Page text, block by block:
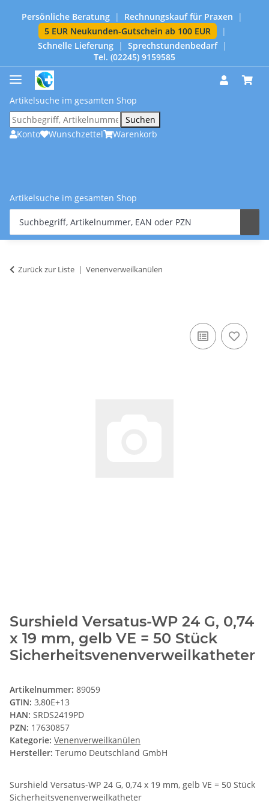
Persönliche Beratung | Rechnungskauf für Praxen
|
5 EUR Neukunden-Gutschein ab 100 EUR
|
Schnelle Lieferung
| Sprechstundenbedarf
|
Tel. (02245) 9159585
Artikelsuche im gesamten Shop
Suchen
Konto
Wunschzettel Warenkorb
Artikelsuche im gesamten Shop
Zurück zur Liste Venenverweilkanülen
Surshield Versatus-WP 24 G, 0,74
x 19 mm, gelb VE = 50 Stück
Sicherheitsvenenverweilkatheter
Artikelnummer: 89059
GTIN: 3,80E+13
HAN: SRDS2419PD
PZN: 17630857
Kategorie: Venenverweilkanülen
Hersteller: Terumo Deutschland GmbH
Surshield Versatus-WP 24 G, 0,74 x 19 mm, gelb VE = 50 Stück
Sicherheitsvenenverweilkatheter